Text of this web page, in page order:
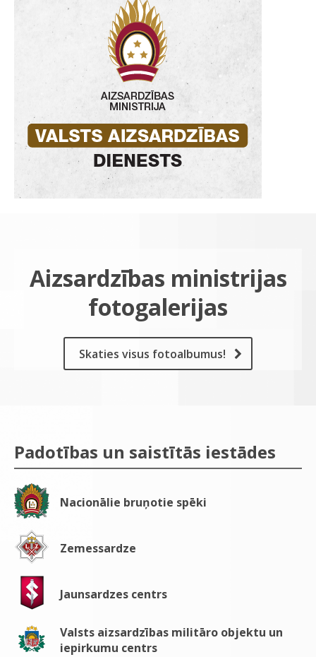
Aizsardzības ministrijas
fotogalerijas
Skaties visus fotoalbumus!
Padotības un saistītās iestādes
Nacionālie bruņotie spēki
Zemessardze
Jaunsardzes centrs
Valsts aizsardzības militāro objektu un
iepirkumu centrs